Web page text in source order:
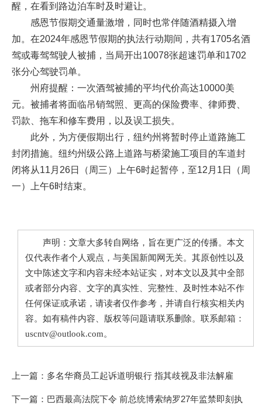
醒，在看到路边泊车时及时避让。
感恩节假期交通量激增，同时也常伴随酒精摄入增
加。在2024年感恩节假期的执法行动期间，共有1705名酒
驾或毒驾驾驶人被捕，当局开出10078张超速罚单和1702
张分心驾驶罚单。
州府提醒：一次酒驾被捕的平均代价高达10000美
元。被捕者将面临吊销驾照、更高的保险费率、律师费、
罚款、拖车和修车费用，以及误工损失。
此外，为方便假期出行，纽约州将暂时停止道路施工
封闭措施。纽约州级公路上道路与桥梁施工项目的车道封
闭将从11月26日（周三）上午6时起暂停，至12月1日（周
一）上午6时结束。
声明：文章大多转自网络，旨在更广泛的传播。本文
仅代表作者个人观点，与美国新闻网无关。其原创性以及
文中陈述文字和内容未经本站证实，对本文以及其中全部
或者部分内容、文字的真实性、完整性、及时性本站不作
任何保证或承诺，请读者仅作参考，并请自行核实相关内
容。如有稿件内容、版权等问题请联系删除。联系邮箱：
uscntv@outlook.com。
上一篇： 多名华裔员工起诉道明银行 指其歧视及非法解雇
下一篇： 巴西最高法院下令 前总统博索纳罗27年监禁即刻执